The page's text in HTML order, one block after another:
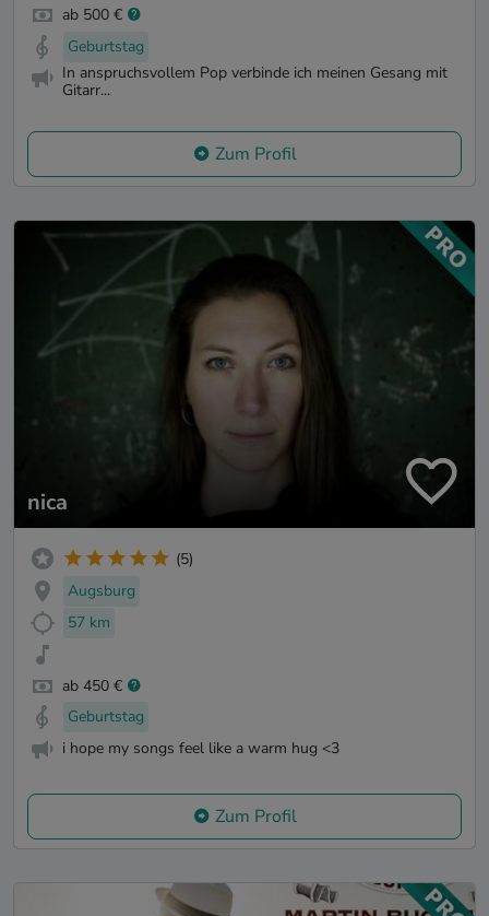
ab 500 €
Geburtstag
In anspruchsvollem Pop verbinde ich meinen Gesang mit
Gitarr...
Zum Profil
nica
(5)
Augsburg
57 km
ab 450 €
Geburtstag
i hope my songs feel like a warm hug <3
Zum Profil